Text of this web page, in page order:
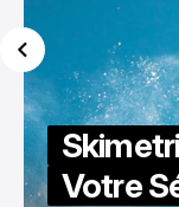
Votre